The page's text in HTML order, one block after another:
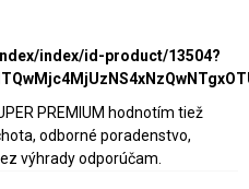
index/id-product/13504?
PREMIUM hodnotím tiež
odborné poradenstvo,
výhrady odporúčam.